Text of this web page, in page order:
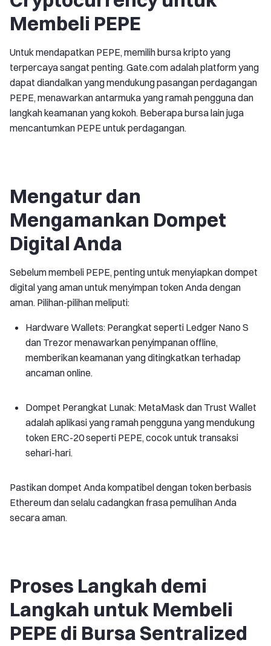
Membeli PEPE
Untuk mendapatkan PEPE, memilih bursa kripto yang
terpercaya sangat penting. Gate.com adalah platform yang
dapat diandalkan yang mendukung pasangan perdagangan
PEPE, menawarkan antarmuka yang ramah pengguna dan
langkah keamanan yang kokoh. Beberapa bursa lain juga
mencantumkan PEPE untuk perdagangan.
Mengatur dan
Mengamankan Dompet
Digital Anda
Sebelum membeli PEPE, penting untuk menyiapkan dompet
digital yang aman untuk menyimpan token Anda dengan
aman. Pilihan-pilihan meliputi:
Hardware Wallets: Perangkat seperti Ledger Nano S
dan Trezor menawarkan penyimpanan offline,
memberikan keamanan yang ditingkatkan terhadap
ancaman online.
Dompet Perangkat Lunak: MetaMask dan Trust Wallet
adalah aplikasi yang ramah pengguna yang mendukung
token ERC-20 seperti PEPE, cocok untuk transaksi
sehari-hari.
Pastikan dompet Anda kompatibel dengan token berbasis
Ethereum dan selalu cadangkan frasa pemulihan Anda
secara aman.
Proses Langkah demi
Langkah untuk Membeli
PEPE di Bursa Sentralized